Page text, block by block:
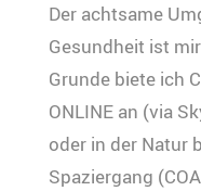
Der achtsame
Gesundheit ist
Grunde biete ich
ONLINE an (via
oder in der Natur
Spaziergang